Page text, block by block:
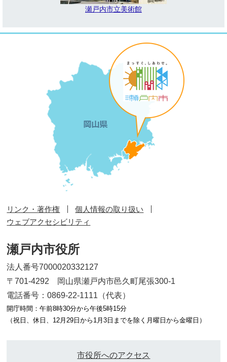
瀬戸内市立美術館
リンク・著作権
個人情報の取り扱い
ウェブアクセシビリティ
瀬戸内市役所
法人番号7000020332127
〒701-4292 岡山県瀬戸内市邑久町尾張300-1
電話番号：0869-22-1111（代表）
開庁時間：午前8時30分から午後5時15分
（祝日、休日、12月29日から1月3日までを除く月曜日から金曜日）
市役所へのアクセス